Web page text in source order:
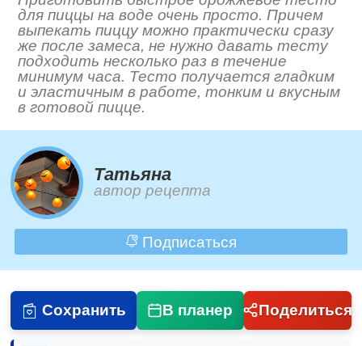
для пиццы на воде очень просто. Причем
выпекать пиццу можно практически сразу
же после замеса, не нужно давать тесту
подходить несколько раз в течение
минимум часа. Тесто получается гладким
и эластичным в работе, тонким и вкусным
в готовой пицце.
Татьяна
автор рецепта
Подписаться
Сохранить В планер Поделиться